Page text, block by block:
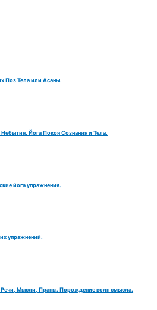
Поз Тела или Асаны.
Йога Покоя Сознания и Тела.
йога упражнения.
упражнений.
Речи, Мысли, Праны. Порождение волн смысла.